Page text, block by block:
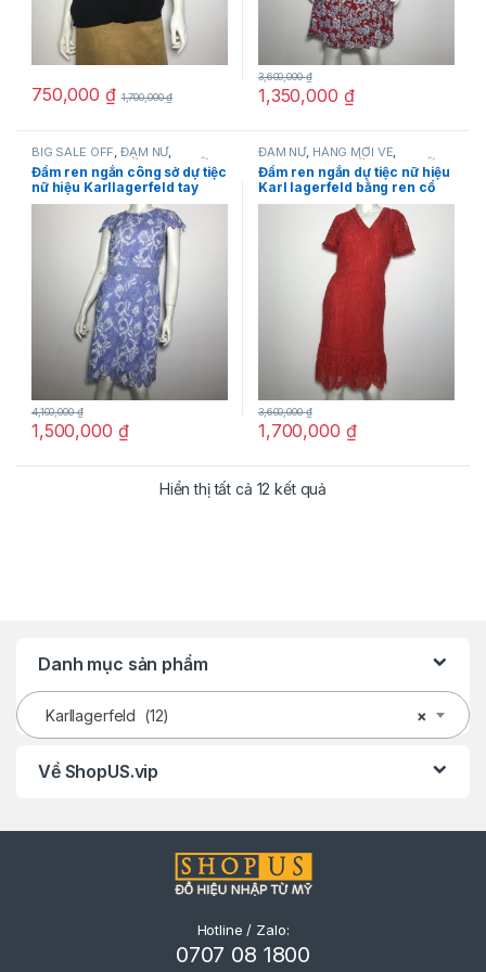
750,000 ₫ 1,700,000₫ 1,350,000 ₫
3,600,000₫
BIG SALE OFF,ĐẦM NỮ,
Karllagerfeld ,THỜI TRANG NỮ
Đầm ren ngắn công sở dự tiệc
nữ hiệu Karllagerfeld tay
ngắn màu xanh họa tiết hoa
size 4 chính hãng
1,500,000 ₫
4,100,000₫
ĐẦM NỮ, HÀNG MỚI VỀ,
Karllagerfeld ,THỜI TRANG NỮ
Đầm ren ngắn dự tiệc nữ hiệu
Karl lagerfeld bằng ren cổ
tim tay ngắn màu đỏ size 2
chính hãng
1,700,000 ₫
3,600,000₫
Hiển thị tất cả 12 kết quả
Danh mục sản phẩm
×
Karllagerfeld (12)
Về ShopUS.vip
Hotline / Zalo:
0707 08 1800